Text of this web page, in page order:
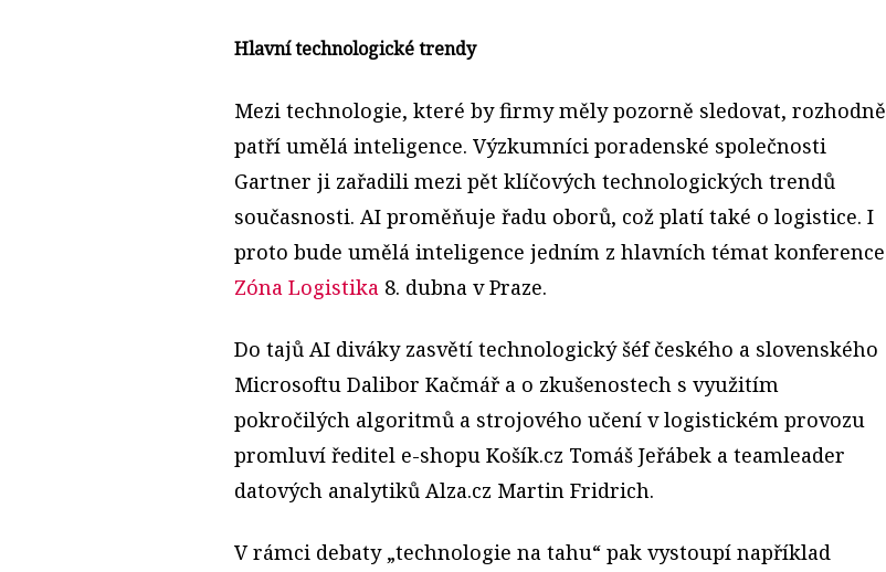
Hlavní technologické trendy
Mezi technologie, které by firmy měly pozorně sledovat, rozhodně
patří umělá inteligence. Výzkumníci poradenské společnosti
Gartner ji zařadili mezi pět klíčových technologických trendů
současnosti. AI proměňuje řadu oborů, což platí také o logistice. I
proto bude umělá inteligence jedním z hlavních témat konference
Zóna Logistika 8. dubna v Praze.
Do tajů AI diváky zasvětí technologický šéf českého a slovenského
Microsoftu Dalibor Kačmář a o zkušenostech s využitím
pokročilých algoritmů a strojového učení v logistickém provozu
promluví ředitel e-shopu Košík.cz Tomáš Jeřábek a teamleader
datových analytiků Alza.cz Martin Fridrich.
V rámci debaty „technologie na tahu“ pak vystoupí například